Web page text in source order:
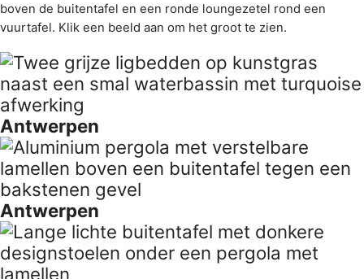
boven de buitentafel en een ronde loungezetel rond een
vuurtafel. Klik een beeld aan om het groot te zien.